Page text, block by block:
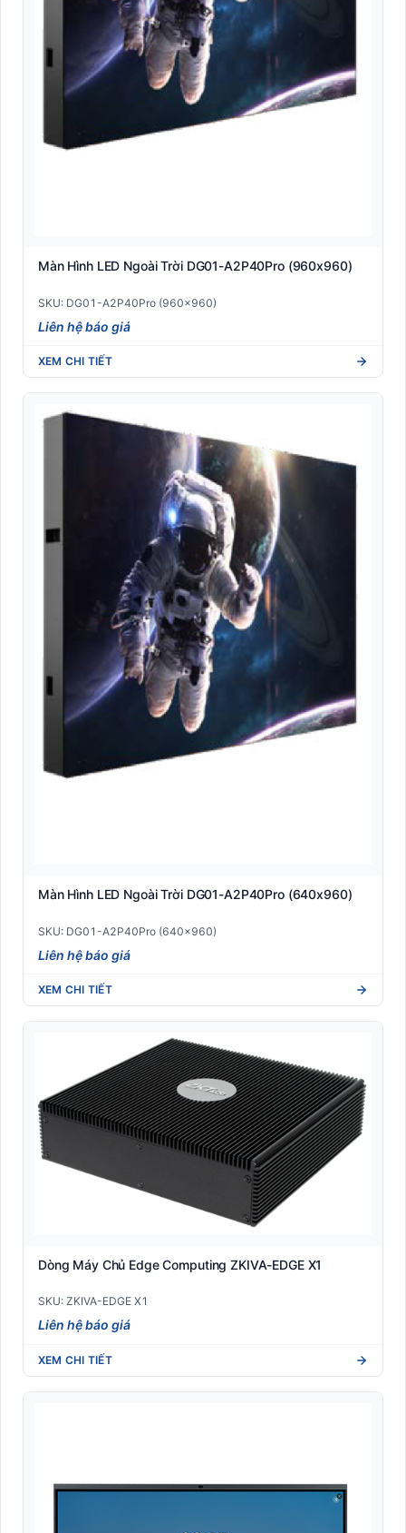
Màn Hình LED Ngoài Trời DG01-A2P40Pro (960x960)
SKU: DG01-A2P40Pro (960x960)
Liên hệ báo giá
XEM CHI TIẾT
Màn Hình LED Ngoài Trời DG01-A2P40Pro (640x960)
SKU: DG01-A2P40Pro (640x960)
Liên hệ báo giá
XEM CHI TIẾT
Dòng Máy Chủ Edge Computing ZKIVA-EDGE X1
SKU: ZKIVA-EDGE X1
Liên hệ báo giá
XEM CHI TIẾT